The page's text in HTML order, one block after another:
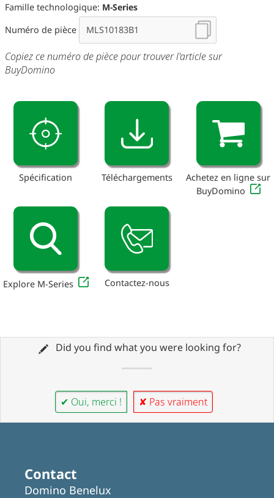
Famille technologique: M-Series
Numéro de pièce
Copiez ce numéro de pièce pour trouver l'article sur
BuyDomino
Spécification Téléchargements
Achetez en ligne sur
BuyDomino
Explore M-Series Contactez-nous
Did you find what you were looking for?
✔ Oui, merci ! ✘ Pas vraiment
Contact
Domino Benelux